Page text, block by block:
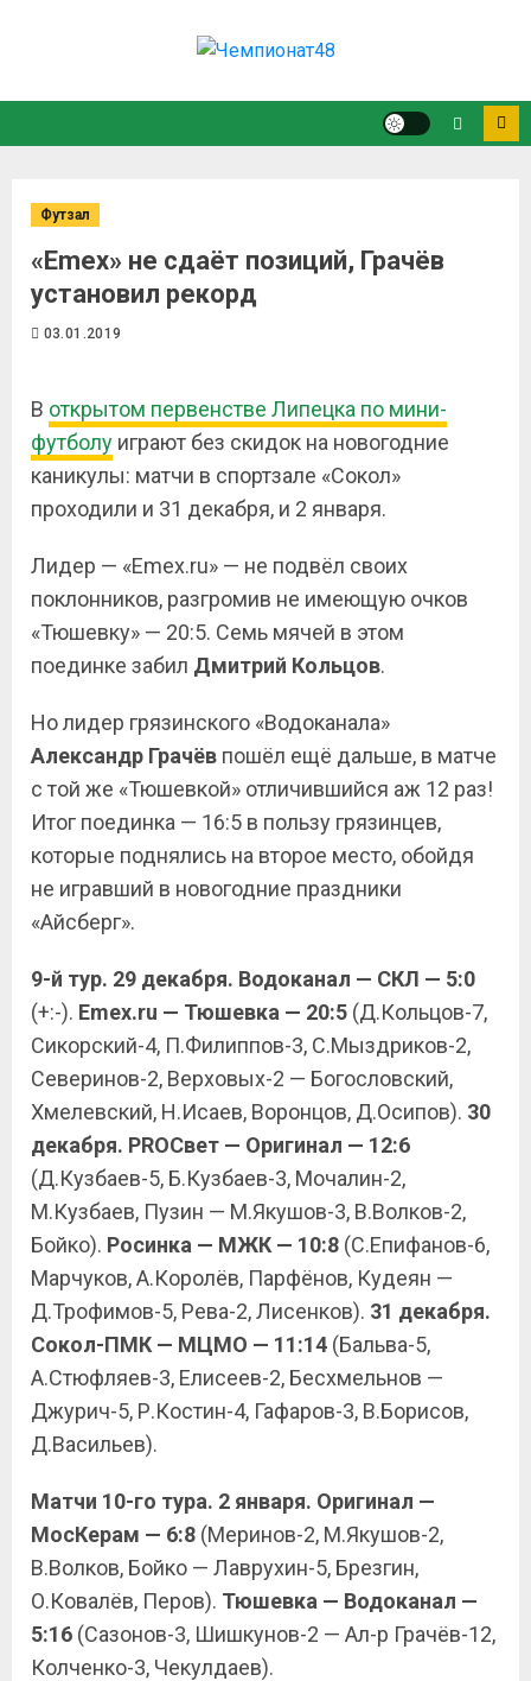
Футзал
«Emex» не сдаёт позиций, Грачёв
установил рекорд
03.01.2019
В открытом первенстве Липецка по мини-
футболу играют без скидок на новогодние
каникулы: матчи в спортзале «Сокол»
проходили и 31 декабря, и 2 января.
Лидер — «Emex.ru» — не подвёл своих
поклонников, разгромив не имеющую очков
«Тюшевку» — 20:5. Семь мячей в этом
поединке забил Дмитрий Кольцов.
Но лидер грязинского «Водоканала»
Александр Грачёв пошёл ещё дальше, в матче
с той же «Тюшевкой» отличившийся аж 12 раз!
Итог поединка — 16:5 в пользу грязинцев,
которые поднялись на второе место, обойдя
не игравший в новогодние праздники
«Айсберг».
9-й тур. 29 декабря. Водоканал — СКЛ — 5:0
(+:-). Emex.ru — Тюшевка — 20:5 (Д.Кольцов-7,
Сикорский-4, П.Филиппов-3, С.Мыздриков-2,
Северинов-2, Верховых-2 — Богословский,
Хмелевский, Н.Исаев, Воронцов, Д.Осипов). 30
декабря. PROСвет — Оригинал — 12:6
(Д.Кузбаев-5, Б.Кузбаев-3, Мочалин-2,
М.Кузбаев, Пузин — М.Якушов-3, В.Волков-2,
Бойко). Росинка — МЖК — 10:8 (С.Епифанов-6,
Марчуков, А.Королёв, Парфёнов, Кудеян —
Д.Трофимов-5, Рева-2, Лисенков). 31 декабря.
Сокол-ПМК — МЦМО — 11:14 (Бальва-5,
А.Стюфляев-3, Елисеев-2, Бесхмельнов —
Джурич-5, Р.Костин-4, Гафаров-3, В.Борисов,
Д.Васильев).
Матчи 10-го тура. 2 января. Оригинал —
МосКерам — 6:8 (Меринов-2, М.Якушов-2,
В.Волков, Бойко — Лаврухин-5, Брезгин,
О.Ковалёв, Перов). Тюшевка — Водоканал —
5:16 (Сазонов-3, Шишкунов-2 — Ал-р Грачёв-12,
Колченко-3, Чекулдаев).